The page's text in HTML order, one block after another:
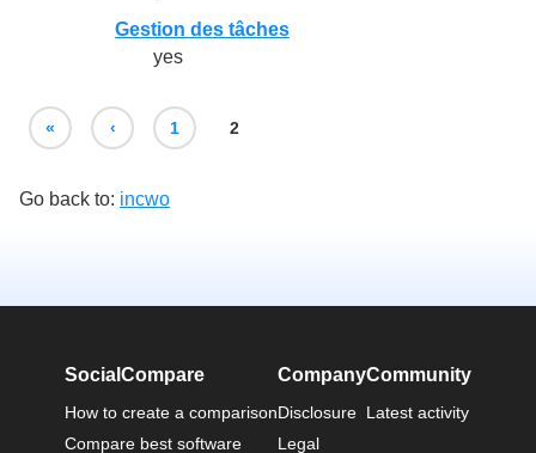
Gestion des tâches
yes
« ‹ 1 2
Go back to: incwo
SocialCompare
How to create a comparison
Compare best software
Company
Disclosure
Legal
Community
Latest activity